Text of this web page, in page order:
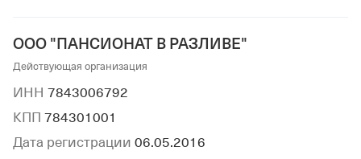
ООО "ПАНСИОНАТ В РАЗЛИВЕ"
Действующая организация
ИНН 7843006792
КПП 784301001
Дата регистрации 06.05.2016